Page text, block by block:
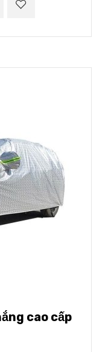
cao cấp